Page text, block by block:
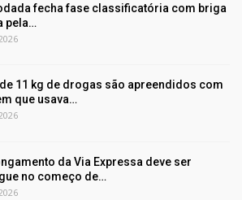
fecha fase classificatória com briga
pela…
11 kg de drogas são apreendidos com
que usava…
da Via Expressa deve ser
no começo de…